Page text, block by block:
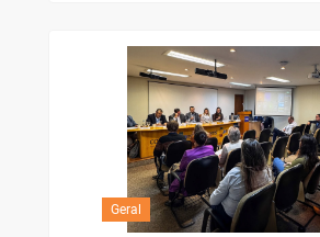
Geral